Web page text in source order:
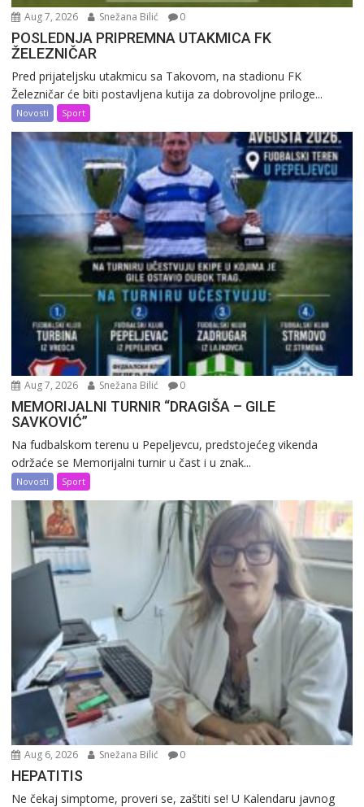
Aug 7, 2026 Snežana Bilić 0
POSLEDNJA PRIPREMNA UTAKMICA FK
ŽELEZNIČAR
Pred prijateljsku utakmicu sa Takovom, na stadionu FK
Železničar će biti postavljena kutija za dobrovoljne priloge...
Novosti Sport
Aug 7, 2026 Snežana Bilić 0
MEMORIJALNI TURNIR “DRAGIŠA – GILE
SAVKOVIĆ”
Na fudbalskom terenu u Pepeljevcu, predstojećeg vikenda
održaće se Memorijalni turnir u čast i u znak...
Novosti Sport
Aug 6, 2026 Snežana Bilić 0
HEPATITIS
Ne čekaj simptome, proveri se, zaštiti se! U Kalendaru javnog